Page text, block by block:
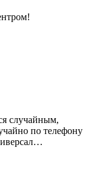
случайным,
по телефону